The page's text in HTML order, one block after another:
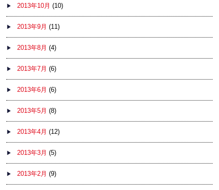
2013年10月 (10)
2013年9月 (11)
2013年8月 (4)
2013年7月 (6)
2013年6月 (6)
2013年5月 (8)
2013年4月 (12)
2013年3月 (5)
2013年2月 (9)